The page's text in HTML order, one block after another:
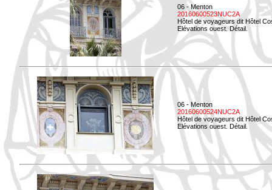
06 - Menton
20160600523NUC2A
Hôtel de voyageurs dit Hôtel
Elévations ouest. Détail.
06 - Menton
20160600524NUC2A
Hôtel de voyageurs dit Hôtel
Elévations ouest. Détail.